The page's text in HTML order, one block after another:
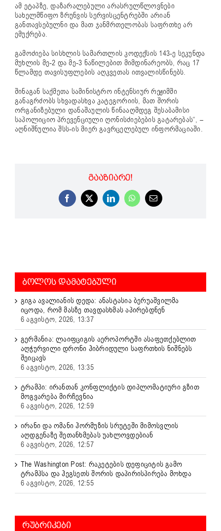
ამ ეტაპზე, დაზარალებული არასრულწლოვნები
სახელმწიფო ზრუნვის სერვისცენტრებში არიან
განთავსებულნი და მათ ჯანმრთელობას საფრთხე არ
ემუქრება.
გამოძიება სისხლის სამართლის კოდექსის 143-ე სეკუნდა
მუხლის მე-2 და მე-3 ნაწილებით მიმდინარეობს, რაც 17
წლამდე თავისუფლების აღკვეთას ითვალისწინებს.
შინაგან საქმეთა სამინისტრო ინტენსიურ რეჟიმში
განაგრძობს სხვადასხვა კატეგორიის, მათ შორის
ორგანიზებული დანაშაულის წინააღმდეგ შესაბამისი
საპოლიციო პრევენციული ღონისძიებების გატარებას“, –
აღნიშნულია შსს-ის მიერ გავრცელებულ ინფორმაციაში.
ᲒᲐᲐᲖᲘᲐᲠᲔ!
Facebook
X LinkedInWhatsApp
Email
ᲑᲝᲚᲝᲡ ᲓᲐᲛᲐᲢᲔᲑᲣᲚᲘ
გიგა ავალიანის დედა: ანასტასია ბერუაშვილმა
იცოდა, რომ მასზე თავდასხმას აპირებდნენ
6 აგვისტო, 2026, 13:37
გერმანია: ლაიფციგის აეროპორტში ასაფეთქებლით
აღჭურვილი დრონი ჰიბრიდული საფრთხის ნიშნებს
შეიცავს
6 აგვისტო, 2026, 13:35
ტრამპი: ირანთან კონფლიქტის დიპლომატიური გზით
მოგვარება მირჩევნია
6 აგვისტო, 2026, 12:59
ირანი და ომანი ჰორმუზის სრუტეში მიმოსვლის
აღდგენაზე შეთანხმებას უახლოვდებიან
6 აგვისტო, 2026, 12:57
The Washington Post: რაკეტების დეფიციტის გამო
ტრამპსა და ჰეგსეთს შორის დაპირისპირება მოხდა
6 აგვისტო, 2026, 12:55
ᲠᲣᲑᲠᲘᲙᲔᲑᲘ